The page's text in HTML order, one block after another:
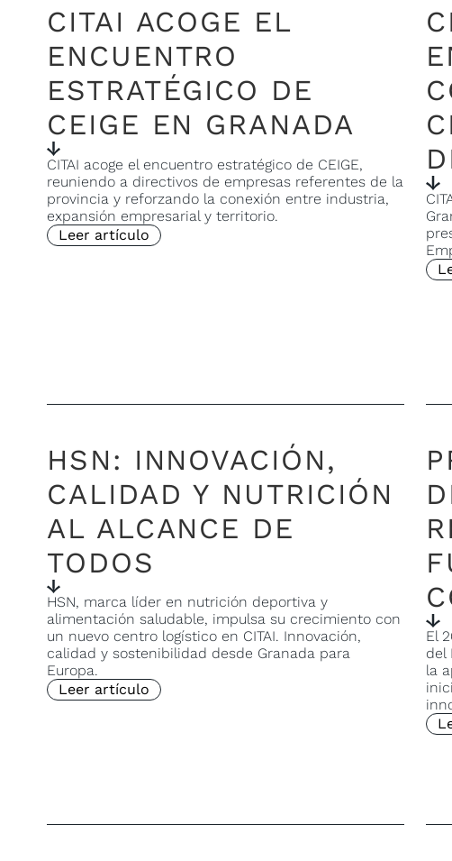
CITAI ACOGE EL
ENCUENTRO
ESTRATÉGICO DE
CEIGE EN GRANADA
CITAI acoge el encuentro estratégico de CEIGE,
reuniendo a directivos de empresas referentes de la
provincia y reforzando la conexión entre industria,
expansión empresarial y territorio.
Leer artículo
HSN: INNOVACIÓN,
CALIDAD Y NUTRICIÓN
AL ALCANCE DE
TODOS
HSN, marca líder en nutrición deportiva y
alimentación saludable, impulsa su crecimiento con
un nuevo centro logístico en CITAI. Innovación,
calidad y sostenibilidad desde Granada para
Europa.
Leer artículo
El
del
la